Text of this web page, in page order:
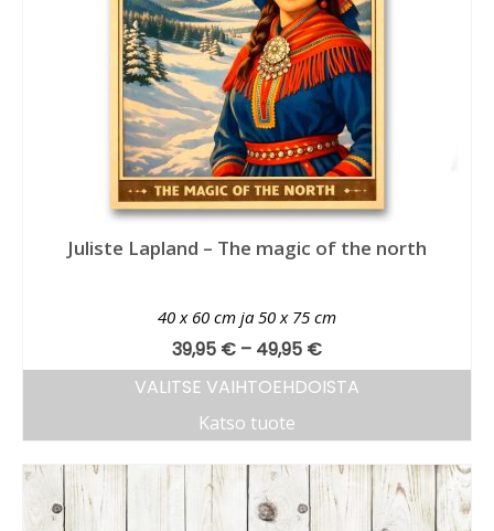
Juliste Lapland – The magic of the north
40 x 60 cm ja 50 x 75 cm
39,95 € – 49,95 €
VALITSE VAIHTOEHDOISTA
Katso tuote